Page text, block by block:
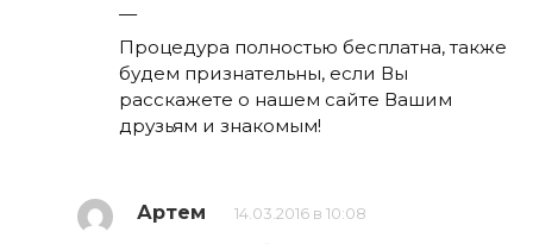
—
Процедура полностью бесплатна, также
будем признательны, если Вы
расскажете о нашем сайте Вашим
друзьям и знакомым!
Артем 14.03.2016 в 10:08